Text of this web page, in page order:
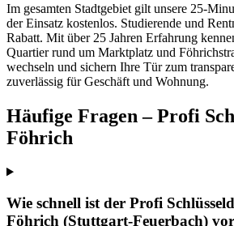
Im gesamten Stadtgebiet gilt unsere 25-
der Einsatz kostenlos. Studierende und
Rabatt. Mit über 25 Jahren Erfahrung
Quartier rund um Marktplatz und
wechseln und sichern Ihre Tür zum
zuverlässig für Geschäft und Wohnung.
Häufige Fragen – Profi
Föhrich
Wie schnell ist der Profi
Föhrich (Stuttgart-Feuerbach)